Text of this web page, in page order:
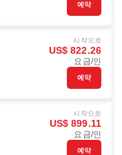
예약
시작으로
US$ 822.26
요금/인
예약
시작으로
US$ 899.11
요금/인
예약